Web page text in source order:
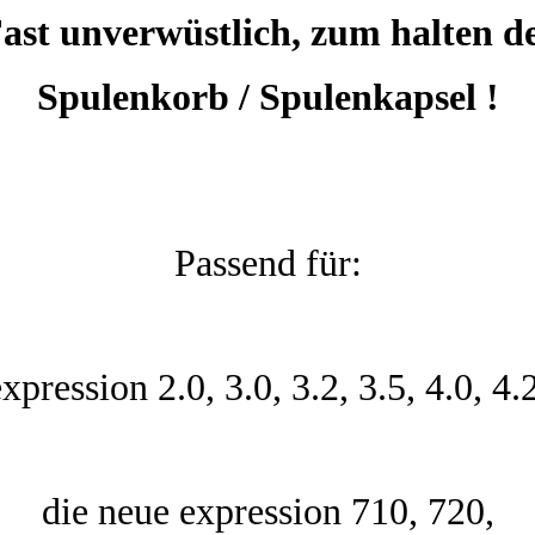
unverwüstlich, zum halten
Spulenkorb / Spulenkapsel !
Passend für:
2.0, 3.0, 3.2, 3.5, 4.0,
die neue expression 710, 720,